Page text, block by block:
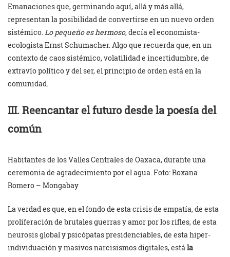
Emanaciones que, germinando aquí, allá y más allá,
representan la posibilidad de convertirse en un nuevo orden
sistémico.Lo pequeño es hermoso, decía el economista-
ecologista Ernst Schumacher. Algo que recuerda que, en un
contexto de caos sistémico, volatilidad e incertidumbre, de
extravío político y del ser, el principio de orden está en la
comunidad.
III. Reencantar el futuro desde la poesía del
común
Habitantes de los Valles Centrales de Oaxaca, durante una
ceremonia de agradecimiento por el agua. Foto: Roxana
Romero – Mongabay
La verdad es que, en el fondo de esta crisis de empatía, de esta
proliferación de brutales guerras y amor por los rifles, de esta
neurosis global y psicópatas presidenciables, de esta hiper-
individuación y masivos narcisismos digitales, estála